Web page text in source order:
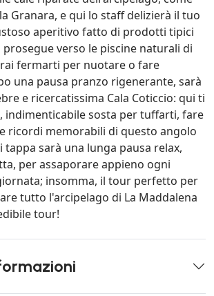
Granara, e qui lo staff delizierà il tuo
aperitivo fatto di prodotti tipici
verso le piscine naturali di
fermarti per nuotare o fare
una pausa pranzo rigenerante, sarà
e ricercatissima Cala Coticcio: qui ti
indimenticabile sosta per tuffarti, fare
ricordi memorabili di questo angolo
tappa sarà una lunga pausa relax,
per assaporare appieno ogni
insomma, il tour perfetto per
tutto l'arcipelago di La Maddalena
tour!